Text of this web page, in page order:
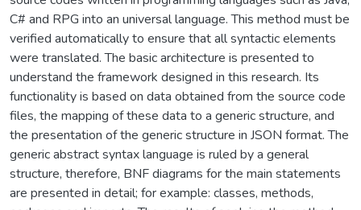
C# and RPG into an universal language. This method must be
verified automatically to ensure that all syntactic elements
were translated. The basic architecture is presented to
understand the framework designed in this research. Its
functionality is based on data obtained from the source code
files, the mapping of these data to a generic structure, and
the presentation of the generic structure in JSON format. The
generic abstract syntax language is ruled by a general
structure, therefore, BNF diagrams for the main statements
are presented in detail; for example: classes, methods,